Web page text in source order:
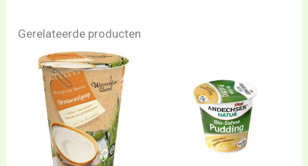
Gerelateerde producten